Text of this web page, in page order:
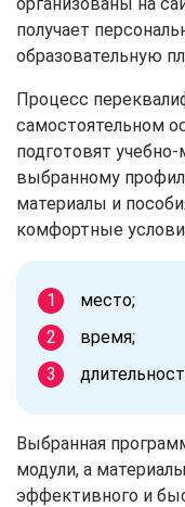
получает
образовательную
Процесс
самостоятельном
подготовят
выбранному
материалы и
комфортные
место;
время;
Выбранная
модули, а
эффективного и